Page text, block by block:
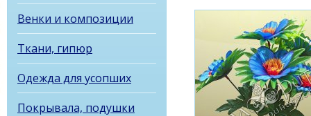
Венки и композиции
Ткани, гипюр
Одежда для усопших
Покрывала, подушки